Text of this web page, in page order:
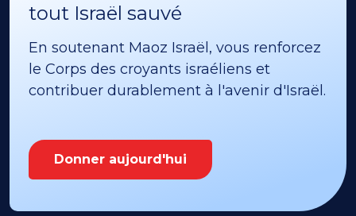
tout Israël sauvé
En soutenant Maoz Israël, vous renforcez
le Corps des croyants israéliens et
contribuer durablement à l'avenir d'Israël.
Donner aujourd'hui